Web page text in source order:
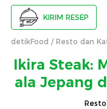
KIRIM RESEP
detikFood Resto dan
Ikira Steak:
ala Jepang